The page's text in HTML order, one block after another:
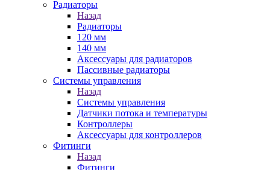
Радиаторы
Назад
Радиаторы
120 мм
140 мм
Аксессуары для радиаторов
Пассивные радиаторы
Системы управления
Назад
Системы управления
Датчики потока и температуры
Контроллеры
Аксессуары для контроллеров
Фитинги
Назад
Фитинги